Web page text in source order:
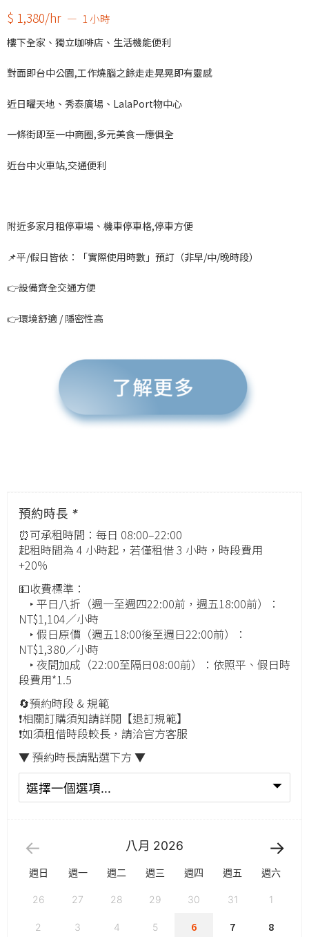
$ 1,380/hr 1 小時
樓下全家、獨立咖啡店、生活機能便利
對面即台中公園,工作燒腦之餘走走晃晃即有靈感
近日曜天地、秀泰廣場、LalaPort物中心
一條街即至一中商圈,多元美食一應俱全
近台中火車站,交通便利
附近多家月租停車場、機車停車格,停車方便
📌平/假日皆依： 「實際使用時數」預訂（非早/中/晚時段）
👉設備齊全交通方便
👉環境舒適 / 隱密性高
預約時長 *
⏰可承租時間：每日 08:00–22:00
起租時間為 4 小時起，若僅租借 3 小時，時段費用
+20%
💵收費標準：
‣ 平日八折（週一至週四22:00前，週五18:00前）：
NT$1,104／小時
‣ 假日原價（週五18:00後至週日22:00前）：
NT$1,380／小時
‣ 夜間加成（22:00至隔日08:00前）：依照平、假日時
段費用*1.5
🔄預約時段 & 規範
❗️相關訂購須知請詳閱【退訂規範】
❗️如須租借時段較長，請洽官方客服
▼ 預約時長請點選下方 ▼
八月 2026
週日 週一 週二 週三 週四 週五 週六
26 27 28 29 30 31 1
2 3 4 5 6 7 8